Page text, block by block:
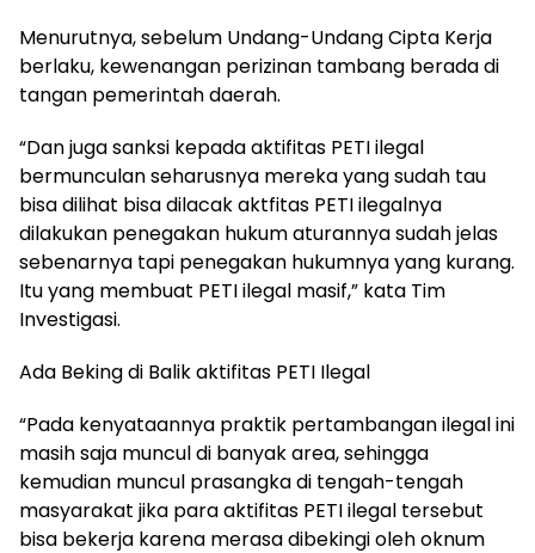
Menurutnya, sebelum Undang-Undang Cipta Kerja
berlaku, kewenangan perizinan tambang berada di
tangan pemerintah daerah.
“Dan juga sanksi kepada aktifitas PETI ilegal
bermunculan seharusnya mereka yang sudah tau
bisa dilihat bisa dilacak aktfitas PETI ilegalnya
dilakukan penegakan hukum aturannya sudah jelas
sebenarnya tapi penegakan hukumnya yang kurang.
Itu yang membuat PETI ilegal masif,” kata Tim
Investigasi.
Ada Beking di Balik aktifitas PETI Ilegal
“Pada kenyataannya praktik pertambangan ilegal ini
masih saja muncul di banyak area, sehingga
kemudian muncul prasangka di tengah-tengah
masyarakat jika para aktifitas PETI ilegal tersebut
bisa bekerja karena merasa dibekingi oleh oknum